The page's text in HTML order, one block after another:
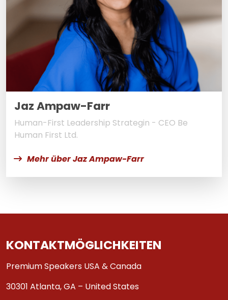
Jaz Ampaw-Farr
Human-First Leadership Strategin - CEO Be
Human First Ltd.
Mehr über Jaz Ampaw-Farr
KONTAKTMÖGLICHKEITEN
Premium Speakers USA & Canada
30301 Atlanta, GA – United States